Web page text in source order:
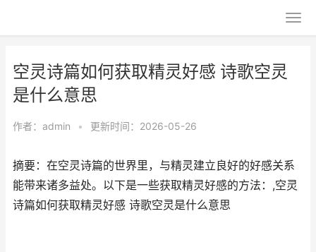
空灵诗篇如何获取精灵好感 诗歌空灵
是什么意思
作者： admin • 更新时间：2026-05-26
摘要：在空灵诗篇的世界里，与精灵建立良好的好感关系
能带来诸多益处。以下是一些获取精灵好感的方法：,空灵
诗篇如何获取精灵好感 诗歌空灵是什么意思